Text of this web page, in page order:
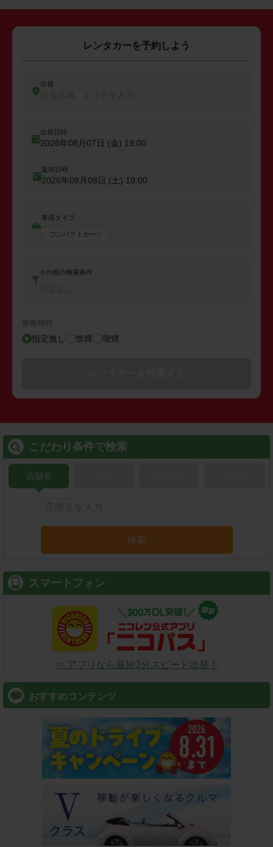
レンタカーを予約しよう
出発
出発日時
2026年08月07日 (金) 19:00
返却日時
2026年08月08日 (土) 19:00
車両タイプ
コンパクトカー
その他の検索条件
禁煙/喫煙
指定無し 禁煙 喫煙
こだわり条件で検索
店舗名
検索
スマートフォン
⇒ アプリなら最短3分スピード出発！
おすすめコンテンツ